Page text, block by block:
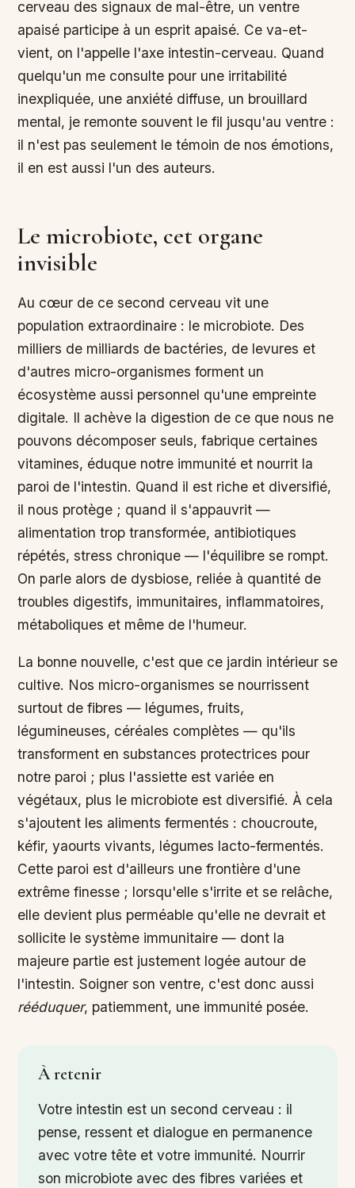
cerveau des signaux de mal-être, un ventre
apaisé participe à un esprit apaisé. Ce va-et-
vient, on l'appelle l'axe intestin-cerveau. Quand
quelqu'un me consulte pour une irritabilité
inexpliquée, une anxiété diffuse, un brouillard
mental, je remonte souvent le fil jusqu'au ventre :
il n'est pas seulement le témoin de nos émotions,
il en est aussi l'un des auteurs.
Le microbiote, cet organe
invisible
Au cœur de ce second cerveau vit une
population extraordinaire : le microbiote. Des
milliers de milliards de bactéries, de levures et
d'autres micro-organismes forment un
écosystème aussi personnel qu'une empreinte
digitale. Il achève la digestion de ce que nous ne
pouvons décomposer seuls, fabrique certaines
vitamines, éduque notre immunité et nourrit la
paroi de l'intestin. Quand il est riche et diversifié,
il nous protège ; quand il s'appauvrit —
alimentation trop transformée, antibiotiques
répétés, stress chronique — l'équilibre se rompt.
On parle alors de dysbiose, reliée à quantité de
troubles digestifs, immunitaires, inflammatoires,
métaboliques et même de l'humeur.
La bonne nouvelle, c'est que ce jardin intérieur se
cultive. Nos micro-organismes se nourrissent
surtout de fibres — légumes, fruits,
légumineuses, céréales complètes — qu'ils
transforment en substances protectrices pour
notre paroi ; plus l'assiette est variée en
végétaux, plus le microbiote est diversifié. À cela
s'ajoutent les aliments fermentés : choucroute,
kéfir, yaourts vivants, légumes lacto-fermentés.
Cette paroi est d'ailleurs une frontière d'une
extrême finesse ; lorsqu'elle s'irrite et se relâche,
elle devient plus perméable qu'elle ne devrait et
sollicite le système immunitaire — dont la
majeure partie est justement logée autour de
l'intestin. Soigner son ventre, c'est donc aussi
rééduquer, patiemment, une immunité posée.
À retenir
Votre intestin est un second cerveau : il
pense, ressent et dialogue en permanence
avec votre tête et votre immunité. Nourrir
son microbiote avec des fibres variées et